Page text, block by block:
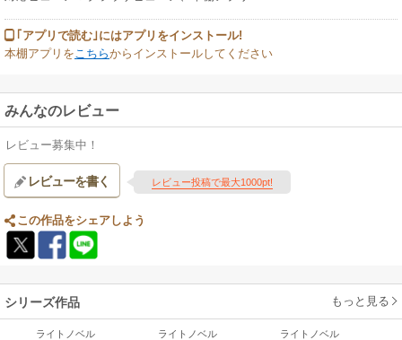
｢アプリで読む｣にはアプリをインストール!
本棚アプリをこちらからインストールしてください
みんなのレビュー
レビュー募集中！
レビューを書く レビュー投稿で最大1000pt!
この作品をシェアしよう
シリーズ作品 もっと見る
ライトノベル ライトノベル ライトノベル